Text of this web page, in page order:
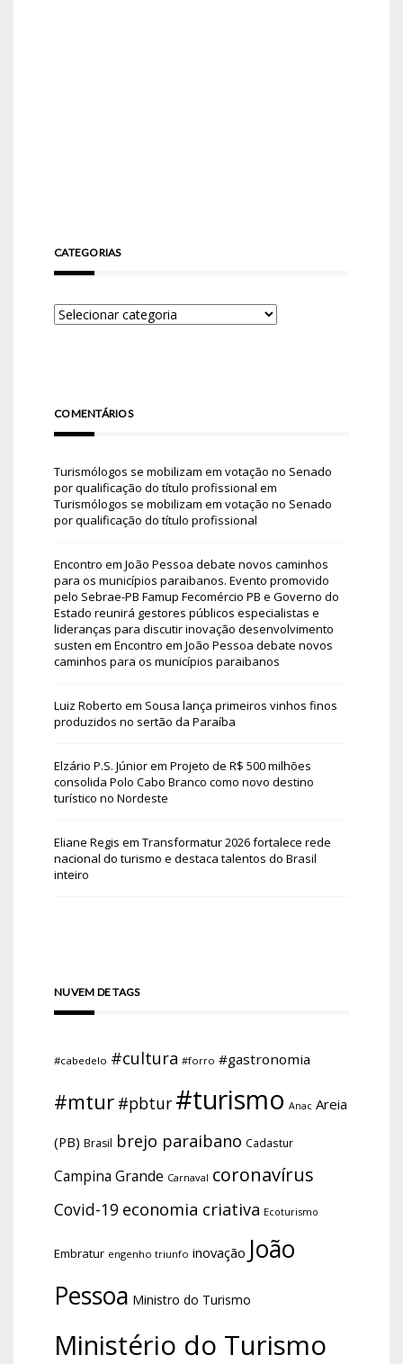
CATEGORIAS
COMENTÁRIOS
Turismólogos se mobilizam em votação no Senado
por qualificação do título profissional em
Turismólogos se mobilizam em votação no Senado
por qualificação do título profissional
Encontro em João Pessoa debate novos caminhos
para os municípios paraibanos. Evento promovido
pelo Sebrae-PB Famup Fecomércio PB e Governo do
Estado reunirá gestores públicos especialistas e
lideranças para discutir inovação desenvolvimento
susten em Encontro em João Pessoa debate novos
caminhos para os municípios paraibanos
Luiz Roberto em Sousa lança primeiros vinhos finos
produzidos no sertão da Paraíba
Elzário P.S. Júniorem Projeto de R$ 500 milhões
consolida Polo Cabo Branco como novo destino
turístico no Nordeste
Eliane Regis em Transformatur 2026 fortalece rede
nacional do turismo e destaca talentos do Brasil
inteiro
NUVEM DE TAGS
#cabedelo #cultura #forro #gastronomia
#mtur #pbtur #turismo Anac Areia
(PB) Brasil brejo paraibano Cadastur
Campina Grande Carnaval coronavírus
Covid-19 economia criativa Ecoturismo
Embratur engenho triunfo inovação João
Pessoa Ministro do Turismo
Ministério do Turismo